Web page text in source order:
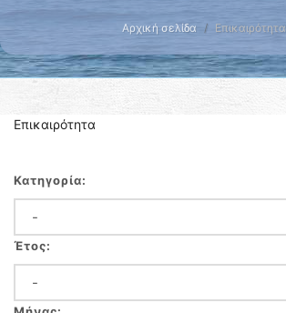
Αρχική σελίδα Επικαιρότητα
Επικαιρότητα
Κατηγορία:
Έτος: